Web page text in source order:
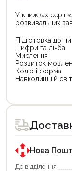
У книжках серії
розвивальних
Підготовка до
Цифри та лічба
Мислення
Розвиток
Колір і форма
Навколишній світ
товар
для
покупки
державною
програмою
єКнига.
Використовуйте
товар
для
покупки
державною
програмою
«Національний
кешбек».
Нова
До відділення